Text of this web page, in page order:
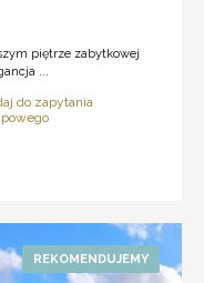
piętrze zabytkowej
...